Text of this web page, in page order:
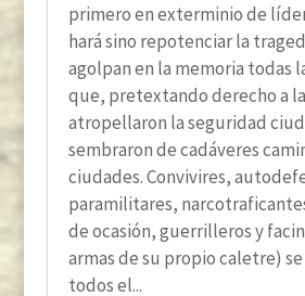
primero en exterminio de
hará sino repotenciar la
agolpan en la memoria todas
que, pretextando derecho a
atropellaron la seguridad
sembraron de cadáveres
ciudades. Convivires,
paramilitares,
de ocasión, guerrilleros y
armas de su propio caletre)
todos el...